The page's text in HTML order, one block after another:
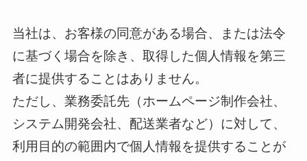
当社は、お客様の同意がある場合、または法令
に基づく場合を除き、取得した個人情報を第三
者に提供することはありません。
ただし、業務委託先（ホームページ制作会社、
システム開発会社、配送業者など）に対して、
利用目的の範囲内で個人情報を提供することが